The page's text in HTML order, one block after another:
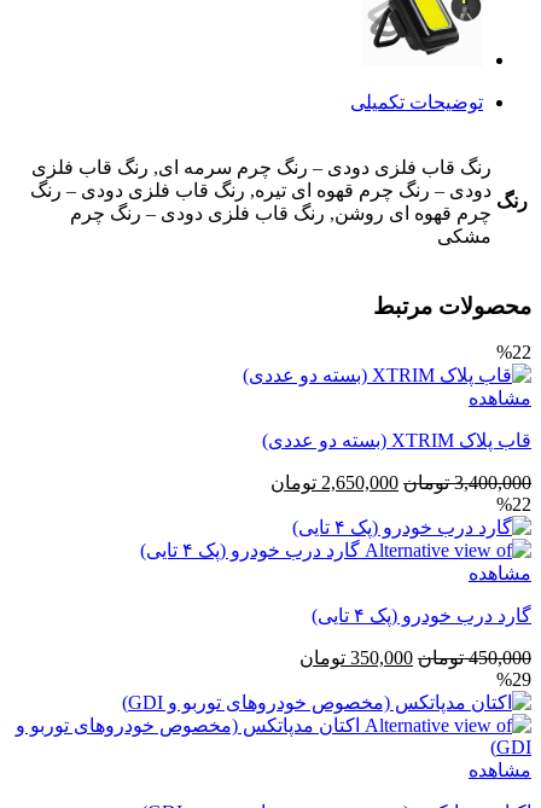
توضیحات تکمیلی
رنگ
رنگ قاب فلزی دودی – رنگ چرم سرمه ای, رنگ قاب فلزی
دودی – رنگ چرم قهوه ای تیره, رنگ قاب فلزی دودی – رنگ
چرم قهوه ای روشن, رنگ قاب فلزی دودی – رنگ چرم
مشکی
محصولات مرتبط
%22
مشاهده
قاب پلاک XTRIM (بسته دو عددی)
3,400,000 تومان قیمت
3,400,000 تومان
بود.
2,650,000 تومان
است.
%22
مشاهده
گارد درب خودرو (پک ۴ تایی)
450,000 تومان قیمت
450,000 تومان
بود.
350,000 تومان
350,000 تومان
است.
%29
مشاهده